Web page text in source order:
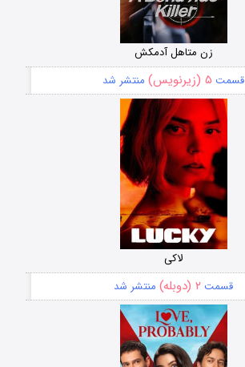
زن متاهل آدمکش
قسمت ۵ (زیرنویس) منتشر شد
لاکی
قسمت ۲ (دوبله) منتشر شد